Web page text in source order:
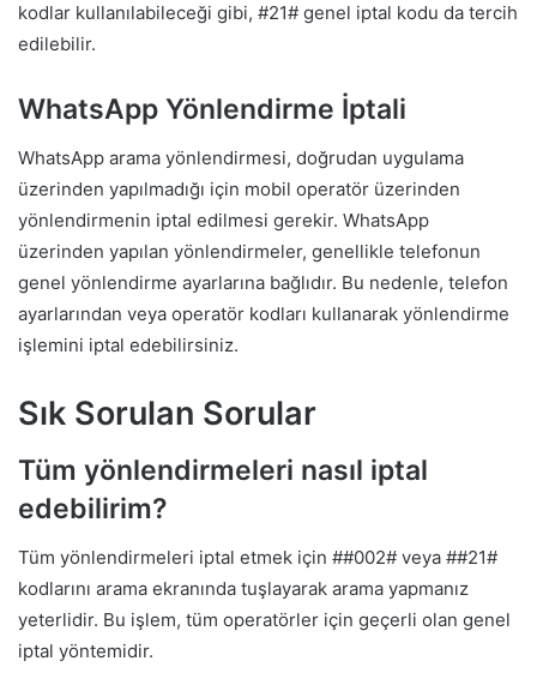
kodlar kullanılabileceği gibi, #21# genel iptal kodu da tercih
edilebilir.
WhatsApp Yönlendirme İptali
WhatsApp arama yönlendirmesi, doğrudan uygulama
üzerinden yapılmadığı için mobil operatör üzerinden
yönlendirmenin iptal edilmesi gerekir. WhatsApp
üzerinden yapılan yönlendirmeler, genellikle telefonun
genel yönlendirme ayarlarına bağlıdır. Bu nedenle, telefon
ayarlarından veya operatör kodları kullanarak yönlendirme
işlemini iptal edebilirsiniz.
Sık Sorulan Sorular
Tüm yönlendirmeleri nasıl iptal
edebilirim?
Tüm yönlendirmeleri iptal etmek için ##002# veya ##21#
kodlarını arama ekranında tuşlayarak arama yapmanız
yeterlidir. Bu işlem, tüm operatörler için geçerli olan genel
iptal yöntemidir.